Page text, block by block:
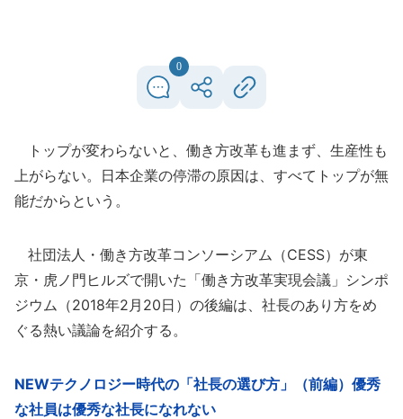
0
トップが変わらないと、働き方改革も進まず、生産性も
上がらない。日本企業の停滞の原因は、すべてトップが無
能だからという。
社団法人・働き方改革コンソーシアム（CESS）が東
京・虎ノ門ヒルズで開いた「働き方改革実現会議」シンポ
ジウム（2018年2月20日）の後編は、社長のあり方をめ
ぐる熱い議論を紹介する。
NEWテクノロジー時代の「社長の選び方」（前編）優秀
な社員は優秀な社長になれない